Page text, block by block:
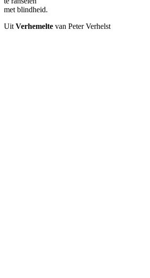
met blindheid.
Uit Verhemelte van Peter Verhelst